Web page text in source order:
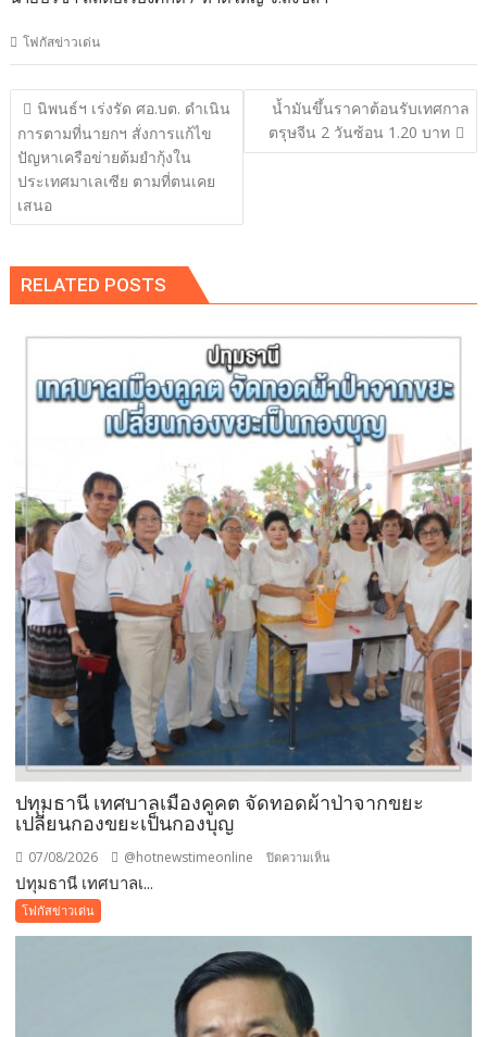
โฟกัสข่าวเด่น
แนะแนว
เรื่อง
นิพนธ์ฯ เร่งรัด ศอ.บต. ดำเนิน
การตามที่นายกฯ สั่งการแก้ไข
ปัญหาเครือข่ายต้มยำกุ้งใน
ประเทศมาเลเซีย ตามที่ตนเคย
เสนอ
น้ำมันขึ้นราคาต้อนรับเทศกาล
ตรุษจีน 2 วันซ้อน 1.20 บาท
RELATED POSTS
ปทุมธานี เทศบาลเมืองคูคต จัดทอดผ้าป่าจากขยะ
เปลี่ยนกองขยะเป็นกองบุญ
07/08/2026 @hotnewstimeonline ปิดความเห็น
ปทุมธานี เทศบาลเ...
โฟกัสข่าวเด่น